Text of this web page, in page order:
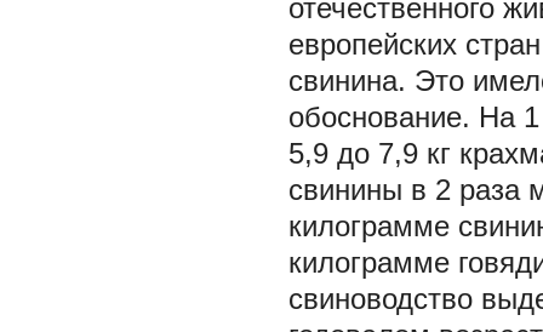
отечественного
европейских
свинина. Это
обоснование. На 1
5,9 до 7,9 кг
свинины в 2 раза
килограмме
килограмме
свиноводство